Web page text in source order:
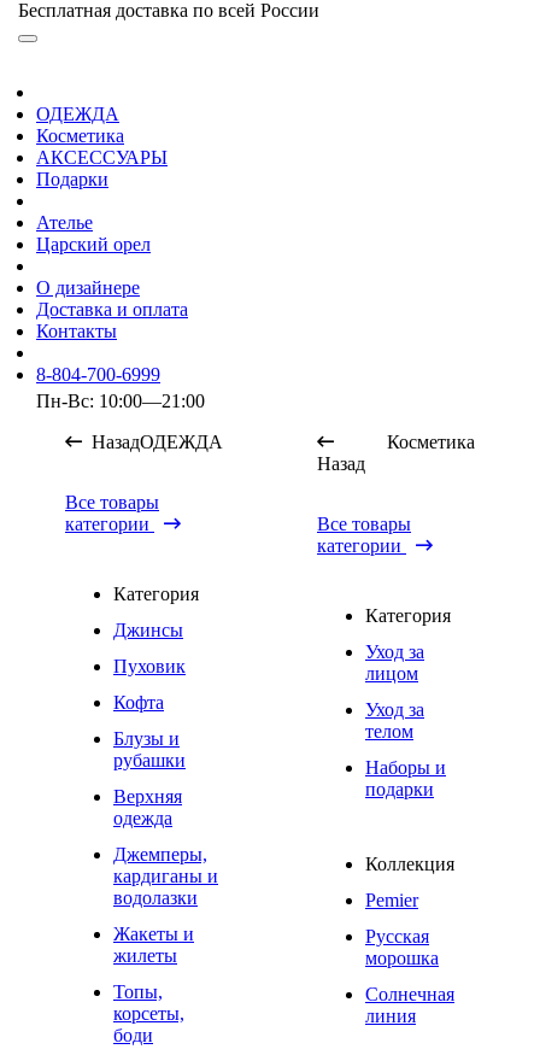
Бесплатная доставка по всей России
ОДЕЖДА
Косметика
АКСЕССУАРЫ
Подарки
Ателье
Царский орел
О дизайнере
Доставка и оплата
Контакты
8-804-700-6999
Пн-Вс: 10:00—21:00
НазадОДЕЖДА
Все товары
категории
Категория
Джинсы
Пуховик
Кофта
Блузы и
рубашки
Верхняя
одежда
Джемперы,
кардиганы и
водолазки
Жакеты и
жилеты
Топы,
корсеты,
боди
Назад
Косметика
Все товары
категории
Категория
Уход за
лицом
Уход за
телом
Наборы и
подарки
Коллекция
Pemier
Русская
морошка
Солнечная
линия